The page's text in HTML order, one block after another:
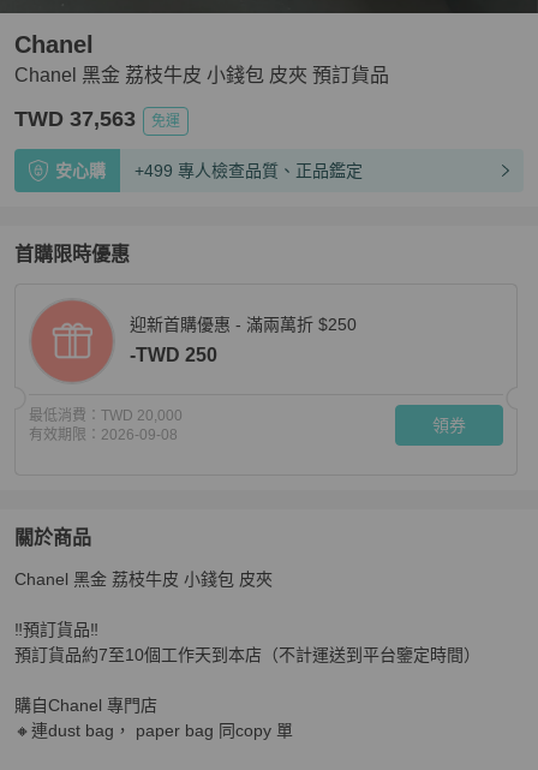
Chanel 黑金 荔枝牛皮 小錢包 皮夾 預訂貨品
Chanel
TWD 37,563 免運
安心購 +499 專人檢查品質、正品鑑定
首購限時優惠
迎新首購優惠 - 滿兩萬折 $250
-TWD 250
最低消費： TWD 20,000
有效期限： 2026-09-08 領券
關於商品
關於Chanel 黑金 荔枝牛皮 小錢包 皮夾 預訂貨品
Chanel 黑金 荔枝牛皮 小錢包 皮夾
‼️預訂貨品‼️
預訂貨品約7至10個工作天到本店（不計運送到平台鑒定時間）
購自Chanel 專門店
🔸連dust bag， paper bag 同copy 單